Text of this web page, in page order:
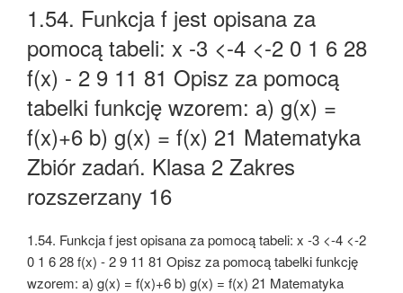
1.54. Funkcja f jest opisana za
pomocą tabeli: x -3 <-4 <-2 0 1 6 28
f(x) - 2 9 11 81 Opisz za pomocą
tabelki funkcję wzorem: a) g(x) =
f(x)+6 b) g(x) = f(x) 21 Matematyka
Zbiór zadań. Klasa 2 Zakres
rozszerzany 16
1.54. Funkcja f jest opisana za pomocą tabeli: x -3 <-4 <-2
0 1 6 28 f(x) - 2 9 11 81 Opisz za pomocą tabelki funkcję
wzorem: a) g(x) = f(x)+6 b) g(x) = f(x) 21 Matematyka